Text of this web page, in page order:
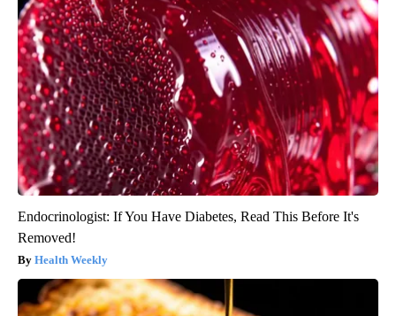
Endocrinologist: If You Have Diabetes, Read This Before It's
Removed!
Health Weekly